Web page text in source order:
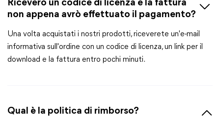
Riceverò un codice di licenza e la fattura
non appena avrò effettuato il pagamento?
Una volta acquistati i nostri prodotti, riceverete un'e-mail
informativa sull'ordine con un codice di licenza, un link per il
download e la fattura entro pochi minuti.
Qual è la politica di rimborso?